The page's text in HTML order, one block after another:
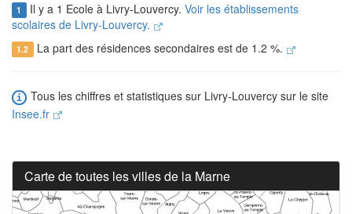
1 Il y a 1 Ecole à Livry-Louvercy. Voir les établissements
scolaires de Livry-Louvercy.
1.2 La part des résidences secondaires est de 1.2 %.
Tous les chiffres et statistiques sur Livry-Louvercy sur le site
Insee.fr
Carte de toutes les villes de la Marne